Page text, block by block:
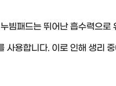
빔패드는 뛰어난 흡수력으
사용합니다. 이로 인해 생리